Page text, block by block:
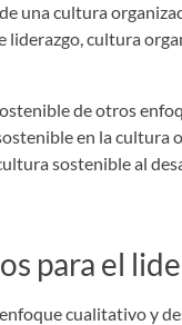
una cultura
liderazgo, cultura
de otros
en la cultura
sostenible al
para el
cualitativo y